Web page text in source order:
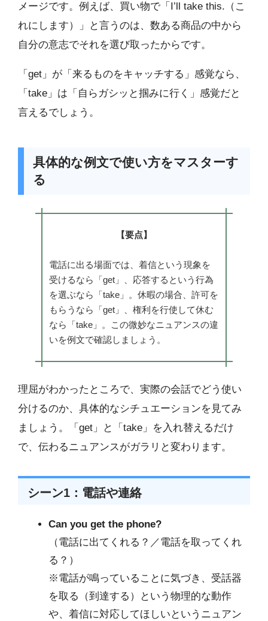
メージです。例えば、買い物で「I’ll take this.（こ
れにします）」と言うのは、数ある商品の中から
自分の意志でそれを選び取ったからです。
「get」が「来るものをキャッチする」感覚なら、
「take」は「自らガシッと掴みに行く」感覚だと
言えるでしょう。
具体的な例文で使い方をマスターす
る
【要点】
電話に出る場面では、着信という現象を
受けるなら「get」、応答するという行為
を選ぶなら「take」。休暇の場合、許可を
もらうなら「get」、権利を行使して休む
なら「take」。この微妙なニュアンスの違
いを例文で確認しましょう。
理屈がわかったところで、実際の会話でどう使い
分けるのか、具体的なシチュエーションを見てみ
ましょう。「get」と「take」を入れ替えるだけ
で、伝わるニュアンスがガラリと変わります。
シーン1：電話や連絡
Can you get the phone?
（電話に出てくれる？／電話を取ってくれ
る？）
※電話が鳴っていることに気づき、受話器
を取る（到達する）という物理的な動作
や、着信に対応してほしいというニュアン